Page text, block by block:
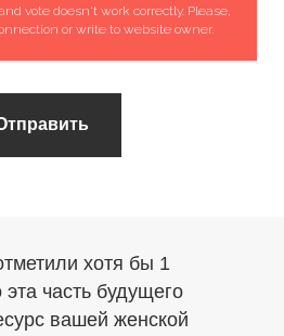
vote doesn't work correctly. Please,
or write to website owner.
хотя бы 1
эта часть будущего
вашей женской